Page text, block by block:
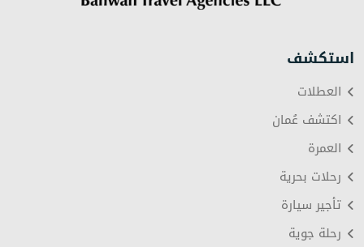
استكشف
العطلات
اكتشف عُمان
العمرة
رحلات بحرية
تأجير سيارة
رحلة جوية